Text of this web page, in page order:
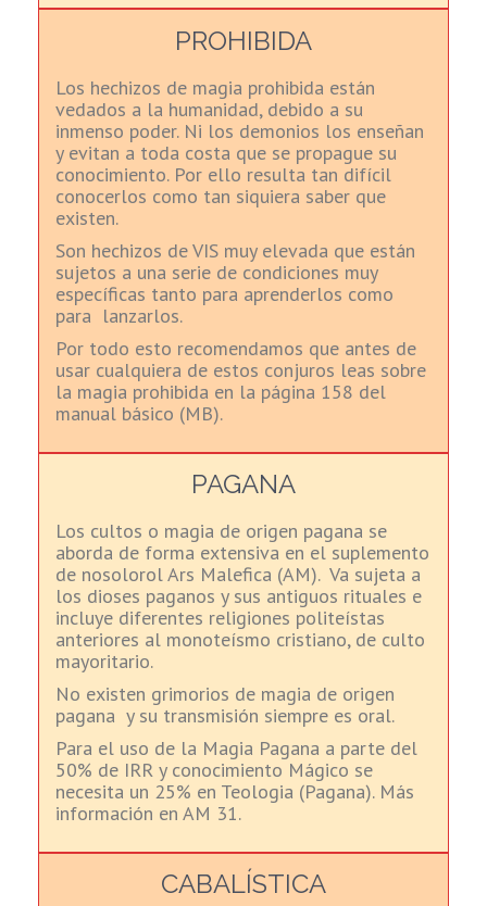
PROHIBIDA
Los hechizos de magia prohibida están
vedados a la humanidad, debido a su
inmenso poder. Ni los demonios los enseñan
y evitan a toda costa que se propague su
conocimiento. Por ello resulta tan difícil
conocerlos como tan siquiera saber que
existen.
Son hechizos de VIS muy elevada que están
sujetos a una serie de condiciones muy
específicas tanto para aprenderlos como
para lanzarlos.
Por todo esto recomendamos que antes de
usar cualquiera de estos conjuros leas sobre
la magia prohibida en la página 158 del
manual básico (MB).
PAGANA
Los cultos o magia de origen pagana se
aborda de forma extensiva en el suplemento
de nosolorol Ars Malefica (AM). Va sujeta a
los dioses paganos y sus antiguos rituales e
incluye diferentes religiones politeístas
anteriores al monoteísmo cristiano, de culto
mayoritario.
No existen grimorios de magia de origen
pagana y su transmisión siempre es oral.
Para el uso de la Magia Pagana a parte del
50% de IRR y conocimiento Mágico se
necesita un 25% en Teologia (Pagana). Más
información en AM 31.
CABALÍSTICA